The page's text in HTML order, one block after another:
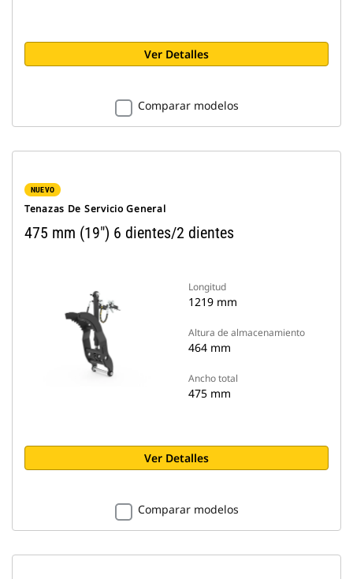
Ver Detalles
Comparar modelos
NUEVO
Tenazas De Servicio General
475 mm (19") 6 dientes/2 dientes
Longitud
1219 mm
Altura de almacenamiento
464 mm
Ancho total
475 mm
Ver Detalles
Comparar modelos